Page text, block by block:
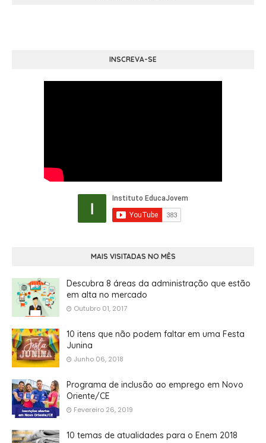
INSCREVA-SE
MAIS VISITADAS NO MÊS
Descubra 8 áreas da administração que estão
em alta no mercado
Outubro 01, 2017
10 itens que não podem faltar em uma Festa
Junina
Junho 06, 2018
Programa de inclusão ao emprego em Novo
Oriente/CE
Fevereiro 26, 2019
10 temas de atualidades para o Enem 2018